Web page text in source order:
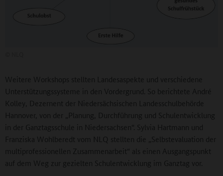
Weitere Workshops stellten Landesaspekte und verschiedene
Unterstützungssysteme in den Vordergrund. So berichtete André
Kolley, Dezernent der Niedersächsischen Landesschulbehörde
Hannover, von der „Planung, Durchführung und Schulentwicklung
in der Ganztagsschule in Niedersachsen“. Sylvia Hartmann und
Franziska Wohlberedt vom NLQ stellten die „Selbstevaluation der
multiprofessionellen Zusammenarbeit“ als einen Ausgangspunkt
auf dem Weg zur gezielten Schulentwicklung im Ganztag vor.